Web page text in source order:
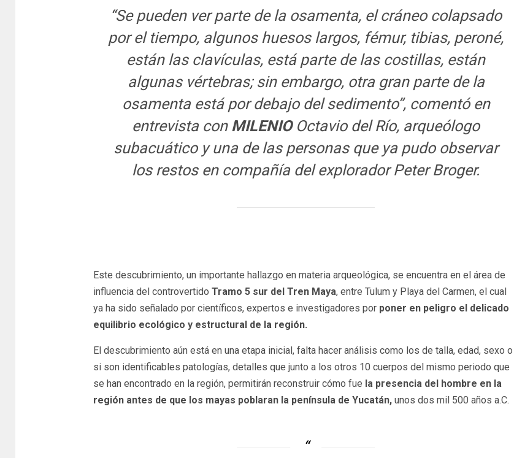
“Se pueden ver parte de la osamenta, el cráneo colapsado
por el tiempo, algunos huesos largos, fémur, tibias, peroné,
están las clavículas, está parte de las costillas, están
algunas vértebras; sin embargo, otra gran parte de la
osamenta está por debajo del sedimento”, comentó en
entrevista con MILENIOOctavio del Río, arqueólogo
subacuático y una de las personas que ya pudo observar
los restos en compañía del explorador Peter Broger.
Este descubrimiento, un importante hallazgo en materia arqueológica, se encuentra en el área de
influencia del controvertido Tramo 5 sur del Tren Maya, entre Tulum y Playa del Carmen, el cual
ya ha sido señalado por científicos, expertos e investigadores por poner en peligro el delicado
equilibrio ecológico y estructural de la región.
El descubrimiento aún está en una etapa inicial, falta hacer análisis como los de talla, edad, sexo o
si son identificables patologías, detalles que junto a los otros 10 cuerpos del mismo periodo que
se han encontrado en la región, permitirán reconstruir cómo fue la presencia del hombre en la
región antes de que los mayas poblaran la península de Yucatán,unos dos mil 500 años a.C.